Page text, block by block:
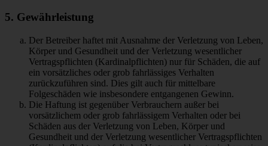
5. Gewährleistung
Der Betreiber haftet mit Ausnahme der Verletzung von Leben,
Körper und Gesundheit und der Verletzung wesentlicher
Vertragspflichten (Kardinalpflichten) nur für Schäden, die auf
ein vorsätzliches oder grob fahrlässiges Verhalten
zurückzuführen sind. Dies gilt auch für mittelbare
Folgeschäden wie insbesondere entgangenen Gewinn.
Die Haftung ist gegenüber Verbrauchern außer bei
vorsätzlichem oder grob fahrlässigem Verhalten oder bei
Schäden aus der Verletzung von Leben, Körper und
Gesundheit und der Verletzung wesentlicher Vertragspflichten